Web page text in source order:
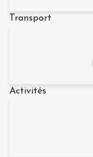
Transport
Activités